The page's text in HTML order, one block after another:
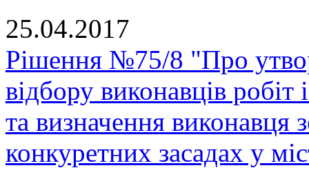
25.04.2017
Рішення №75/8 "Про
відбору виконавців
та визначення виконавця
конкуретних засадах у